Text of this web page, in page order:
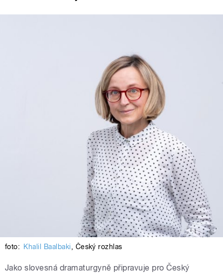
foto: Khalil Baalbaki, Český rozhlas
Jako slovesná dramaturgyně připravuje pro Český